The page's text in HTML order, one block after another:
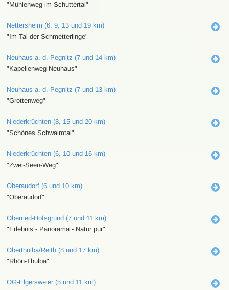
"Mühlenweg im Schuttertal"
Nettersheim (6, 9, 13 und 19 km)
"Im Tal der Schmetterlinge"
Neuhaus a. d. Pegnitz (7 und 14 km)
"Kapellenweg Neuhaus"
Neuhaus a. d. Pegnitz (7 und 13 km)
"Grottenweg"
Niederkrüchten (8, 15 und 20 km)
"Schönes Schwalmtal"
Niederkrüchten (6, 10 und 16 km)
"Zwei-Seen-Weg"
Oberaudorf (6 und 10 km)
"Oberaudorf"
Oberried-Hofsgrund (7 und 11 km)
"Erlebnis - Panorama - Natur pur"
Oberthulba/Reith (8 und 17 km)
"Rhön-Thulba"
OG-Elgersweier (5 und 11 km)